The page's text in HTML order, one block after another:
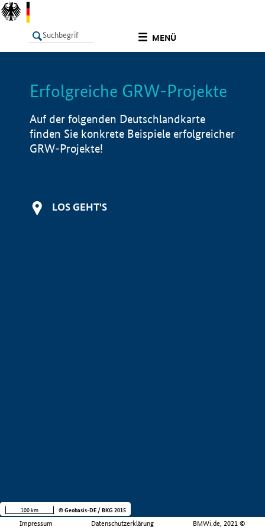
MENÜ
LISTE Info
Erfolgreiche GRW-Projekte
Auf der folgenden Deutschlandkarte
finden Sie konkrete Beispiele erfolgreicher
GRW-Projekte!
LOS GEHT'S
Impressum Datenschutzerklärung BMWi.de, 2021 ©
100 km © Geobasis-DE / BKG 2015